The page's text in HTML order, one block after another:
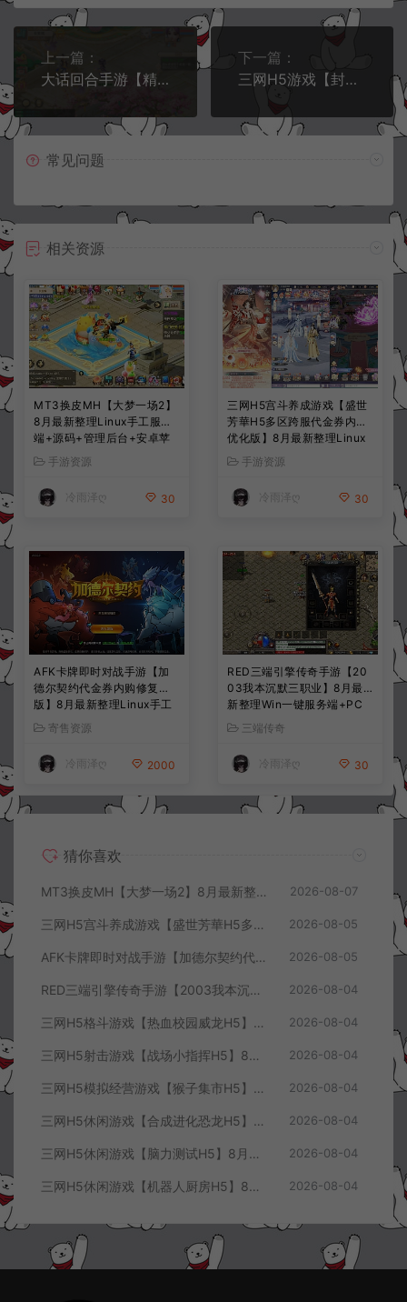
上一篇：
大话回合手游【精品西游之万众八卦】7月最新整理Win一键服务端+两个大区+运营后台+安卓苹果双端+详细搭建教程
下一篇：
三网H5游戏【封神西游H5之仙弈传说】7月最新整理Win一键服务端+GM后台+详细搭建教程
常见问题
相关资源
MT3换皮MH【大梦一场2】
8月最新整理Linux手工服务
端+源码+管理后台+安卓苹
果双端+详细搭建教程+视频
教程
手游资源
冷雨泽ღ 30
三网H5宫斗养成游戏【盛世
芳華H5多区跨服代金券内购
优化版】8月最新整理Linux
手工服务端+CDK授权后台
+全资源安卓+详细搭建教程
+视频教程
手游资源
冷雨泽ღ 30
AFK卡牌即时对战手游【加
德尔契约代金券内购修复
版】8月最新整理Linux手工
服务端+前后端全套源码+CD
K授权后台+安卓苹果双端
+详细搭建教程+视频教程
寄售资源
冷雨泽ღ 2000
RED三端引擎传奇手游【20
03我本沉默三职业】8月最
新整理Win一键服务端+PC
安卓+详细搭建教程
三端传奇
冷雨泽ღ 30
猜你喜欢
MT3换皮MH【大梦一场2】8月最新整理Linux手工服务端+源码+管理后台+安卓苹果双端+详细搭建教程+视频教程 2026-08-07
三网H5宫斗养成游戏【盛世芳華H5多区跨服代金券内购优化版】8月最新整理Linux手工服务端+CDK授权后台+全资源安卓+详细搭建教程+视频教程 2026-08-05
AFK卡牌即时对战手游【加德尔契约代金券内购修复版】8月最新整理Linux手工服务端+前后端全套源码+CDK授权后台+安卓苹果双端+详细搭建教程+视频教程 2026-08-05
RED三端引擎传奇手游【2003我本沉默三职业】8月最新整理Win一键服务端+PC安卓+详细搭建教程 2026-08-04
三网H5格斗游戏【热血校园威龙H5】8月最新整理Linux手工服务端+Win一键服务端+解压即玩+简易安卓客户端+详细搭建教程 2026-08-04
三网H5射击游戏【战场小指挥H5】8月最新整理Linux手工服务端+Win一键服务端+解压即玩+简易安卓客户端+详细搭建教程 2026-08-04
三网H5模拟经营游戏【猴子集市H5】8月最新整理Linux手工服务端+Win一键服务端+解压即玩+简易安卓客户端+详细搭建教程 2026-08-04
三网H5休闲游戏【合成进化恐龙H5】8月最新整理Linux手工服务端+Win一键服务端+解压即玩+简易安卓客户端+详细搭建教程 2026-08-04
三网H5休闲游戏【脑力测试H5】8月最新整理Linux手工服务端+Win一键服务端+解压即玩+简易安卓客户端+详细搭建教程 2026-08-04
三网H5休闲游戏【机器人厨房H5】8月最新整理Linux手工服务端+Win一键服务端+解压即玩+简易安卓客户端+详细搭建教程 2026-08-04